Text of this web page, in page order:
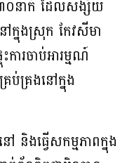
០នាក់ ដែលសង្ស័យ
ក្នុងស្រុក កែវសីមា
ការចាប់អារម្មណ៍
ប់គ្រងនៅក្នុង
និងធ្វើសកម្មភាពក្នុង